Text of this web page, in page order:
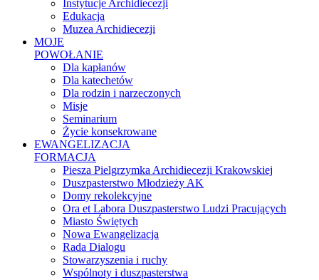
Instytucje Archidiecezji
Edukacja
Muzea Archidiecezji
MOJE
POWOŁANIE
Dla kapłanów
Dla katechetów
Dla rodzin i narzeczonych
Misje
Seminarium
Życie konsekrowane
EWANGELIZACJA
FORMACJA
Piesza Pielgrzymka Archidiecezji Krakowskiej
Duszpasterstwo Młodzieży AK
Domy rekolekcyjne
Ora et Labora Duszpasterstwo Ludzi Pracujących
Miasto Świętych
Nowa Ewangelizacja
Rada Dialogu
Stowarzyszenia i ruchy
Wspólnoty i duszpasterstwa